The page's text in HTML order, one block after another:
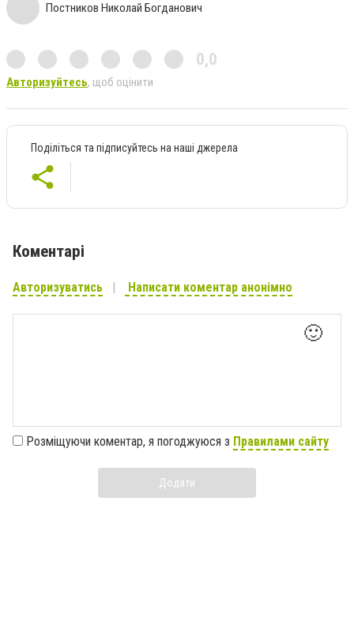
Постников Николай Богданович
0,0
Авторизуйтесь, щоб оцінити
Поділіться та підписуйтесь на наші джерела
Коментарі
Авторизуватись Написати коментар анонімно
🙂
Розміщуючи коментар, я погоджуюся з Правилами сайту
Додати